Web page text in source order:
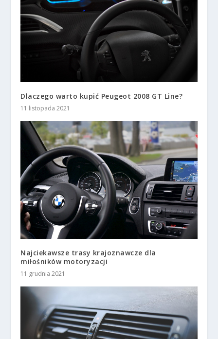
Dlaczego warto kupić Peugeot 2008 GT Line?
11 listopada 2021
Najciekawsze trasy krajoznawcze dla
miłośników motoryzacji
11 grudnia 2021